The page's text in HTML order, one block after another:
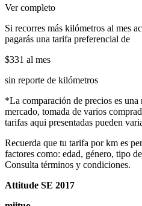
Ver completo
Si recorres más kilómetros al mes
pagarás una tarifa preferencial de
$331 al mes
sin reporte de kilómetros
*La comparación de precios es una
mercado, tomada de varios
tarifas aqui presentadas pueden
Recuerda que tu tarifa por km es
factores como: edad, género, tipo
Consulta términos y condiciones.
Attitude SE 2017